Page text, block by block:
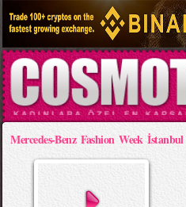
Mercedes-Benz Fashion Week